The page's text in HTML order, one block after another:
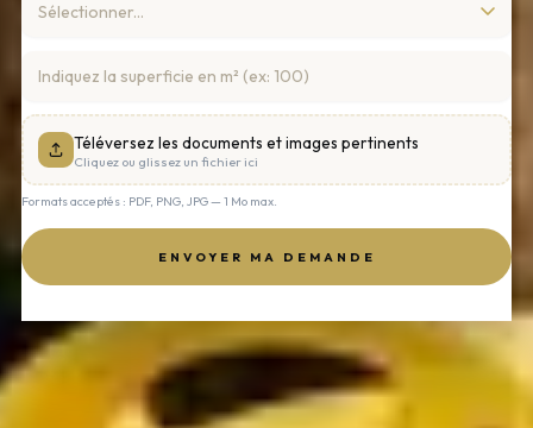
Téléversez les documents et images pertinents
Cliquez ou glissez un fichier ici
Formats acceptés : PDF, PNG, JPG — 1 Mo max.
ENVOYER MA DEMANDE